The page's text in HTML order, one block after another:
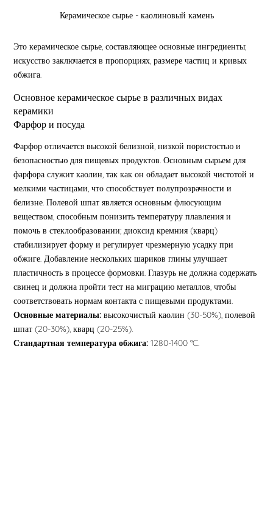
Керамическое сырье - каолиновый камень
Это керамическое сырье, составляющее основные ингредиенты;
искусство заключается в пропорциях, размере частиц и кривых
обжига.
Основное керамическое сырье в различных видах
керамики
Фарфор и посуда
Фарфор отличается высокой белизной, низкой пористостью и
безопасностью для пищевых продуктов. Основным сырьем для
фарфора служит каолин, так как он обладает высокой чистотой и
мелкими частицами, что способствует полупрозрачности и
белизне. Полевой шпат является основным флюсующим
веществом, способным понизить температуру плавления и
помочь в стеклообразовании; диоксид кремния (кварц)
стабилизирует форму и регулирует чрезмерную усадку при
обжиге. Добавление нескольких шариков глины улучшает
пластичность в процессе формовки. Глазурь не должна содержать
свинец и должна пройти тест на миграцию металлов, чтобы
соответствовать нормам контакта с пищевыми продуктами.
Основные материалы: высокочистый каолин (30-50%), полевой
шпат (20-30%), кварц (20-25%).
Стандартная температура обжига: 1280-1400 °C.